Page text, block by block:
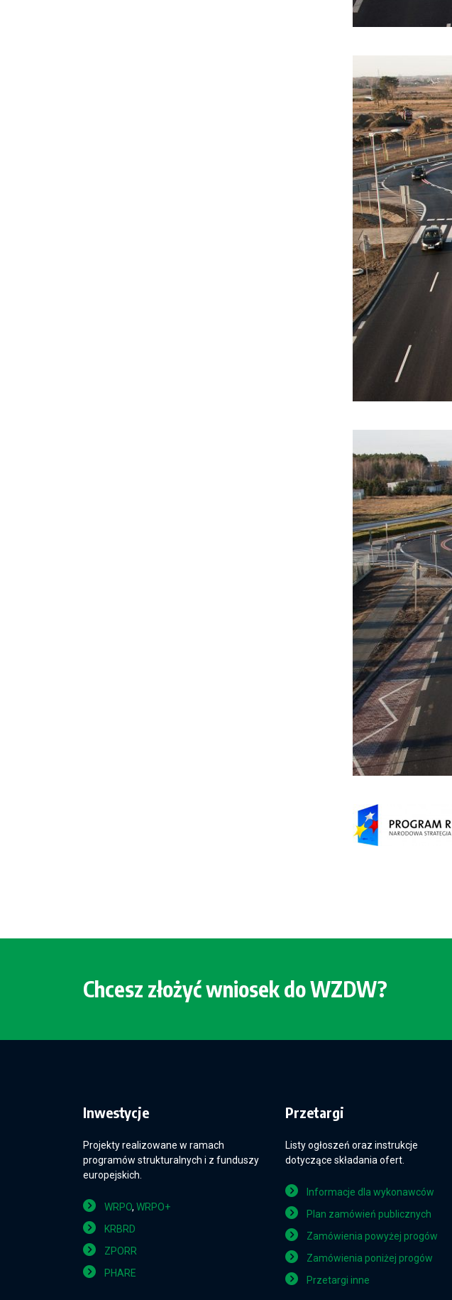
Chcesz złożyć wniosek do WZDW?
Inwestycje
Projekty realizowane w ramach
programów strukturalnych i z funduszy
europejskich.
WRPO, WRPO+
KRBRD
ZPORR
PHARE
Przetargi
Listy ogłoszeń oraz instrukcje
dotyczące składania ofert.
Informacje dla wykonawców
Plan zamówień publicznych
Zamówienia powyżej progów
Zamówienia poniżej progów
Przetargi inne